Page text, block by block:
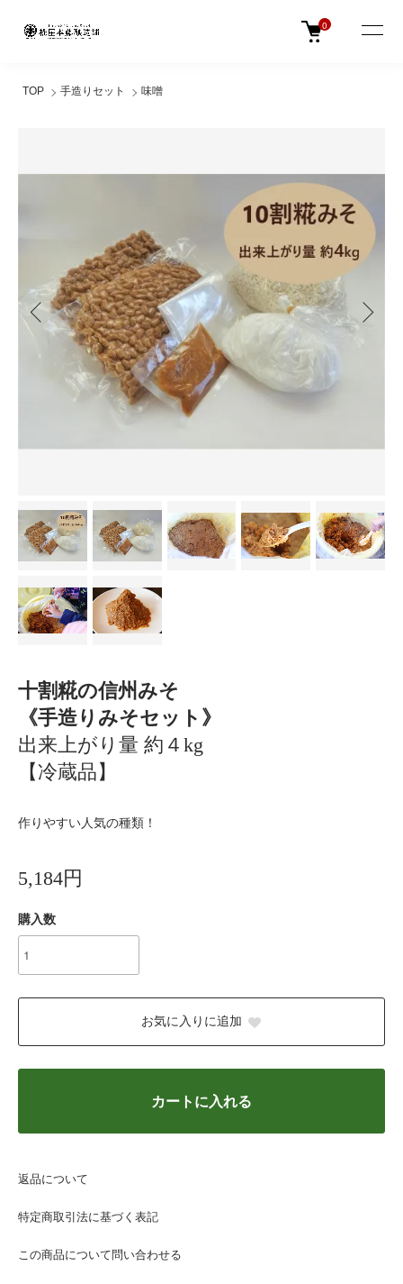
0
TOP 手造りセット 味噌
十割糀の信州みそ
《手造りみそセット》
出来上がり量 約４kg
【冷蔵品】
作りやすい人気の種類！
5,184円
購入数
お気に入りに追加
カートに入れる
返品について
特定商取引法に基づく表記
この商品について問い合わせる